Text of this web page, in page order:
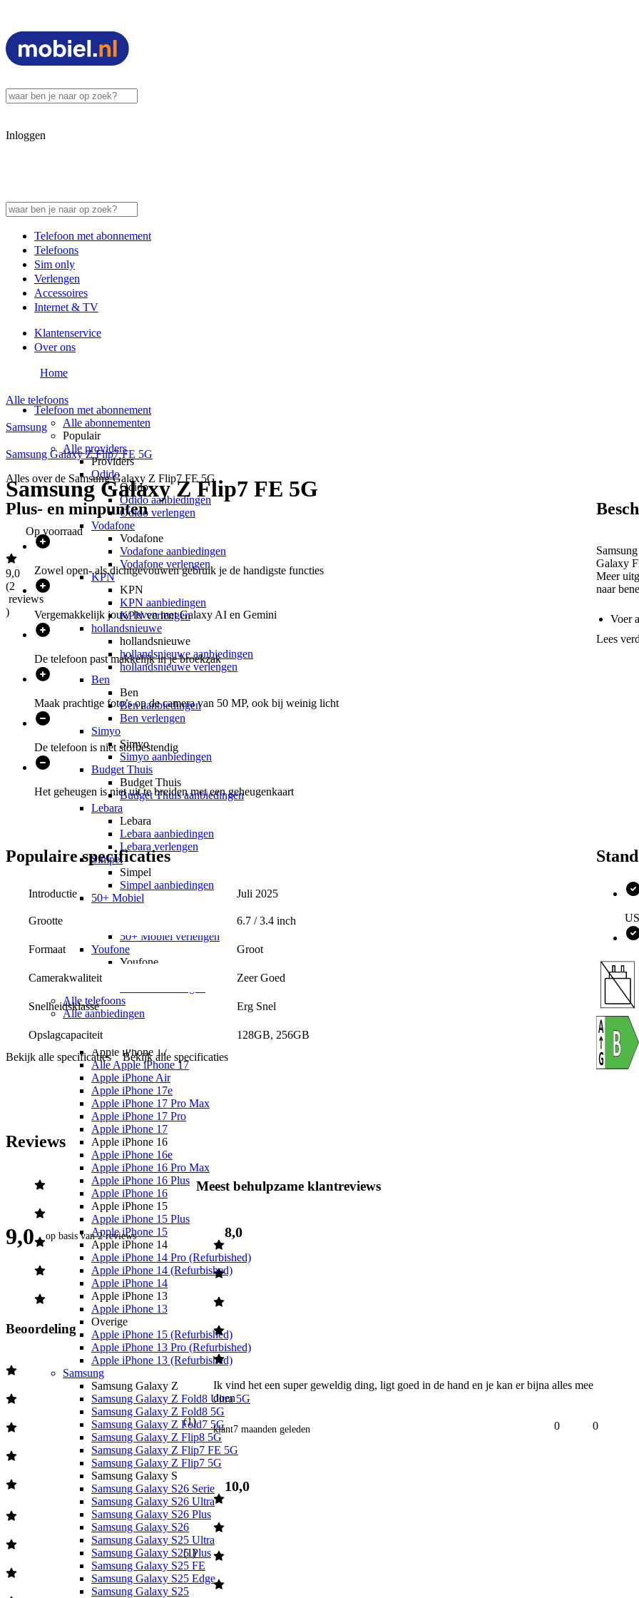
Inloggen
Telefoon met abonnement
Telefoons
Sim only
Verlengen
Accessoires
Internet & TV
Klantenservice
Over ons
Telefoon met abonnement
Alle abonnementen
Populair
Alle providers
Providers
Odido
Odido
Odido aanbiedingen
Odido verlengen
Vodafone
Vodafone
Vodafone aanbiedingen
Vodafone verlengen
KPN
KPN
KPN aanbiedingen
KPN verlengen
hollandsnieuwe
hollandsnieuwe
hollandsnieuwe aanbiedingen
hollandsnieuwe verlengen
Ben
Ben
Ben aanbiedingen
Ben verlengen
Simyo
Simyo
Simyo aanbiedingen
Budget Thuis
Budget Thuis
Budget Thuis aanbiedingen
Lebara
Lebara
Lebara aanbiedingen
Lebara verlengen
Simpel
Simpel
Simpel aanbiedingen
50+ Mobiel
50+ Mobiel verlengen
Youfone
Youfone
Alle telefoons
Alle aanbiedingen
Apple
Apple iPhone 17
Alle Apple iPhone 17
Apple iPhone Air
Apple iPhone 17e
Apple iPhone 17 Pro Max
Apple iPhone 17 Pro
Apple iPhone 17
Apple iPhone 16
Apple iPhone 16e
Apple iPhone 16 Pro Max
Apple iPhone 16 Plus
Apple iPhone 16
Apple iPhone 15
Apple iPhone 15 Plus
Apple iPhone 15
Apple iPhone 14
Apple iPhone 14 Pro (Refurbished)
Apple iPhone 14 (Refurbished)
Apple iPhone 14
Apple iPhone 13
Apple iPhone 13
Overige
Apple iPhone 15 (Refurbished)
Apple iPhone 13 Pro (Refurbished)
Apple iPhone 13 (Refurbished)
Samsung
Samsung Galaxy Z
Samsung Galaxy Z Fold8 Ultra 5G
Samsung Galaxy Z Fold8 5G
Samsung Galaxy Z Fold7 5G
Samsung Galaxy Z Flip8 5G
Samsung Galaxy Z Flip7 FE 5G
Samsung Galaxy Z Flip7 5G
Samsung Galaxy S
Samsung Galaxy S26 Serie
Samsung Galaxy S26 Ultra
Samsung Galaxy S26 Plus
Samsung Galaxy S26
Samsung Galaxy S25 Ultra
Samsung Galaxy S25 Plus
Samsung Galaxy S25 FE
Samsung Galaxy S25 Edge
Samsung Galaxy S25
Home
Alle telefoons
Samsung
Samsung Galaxy Z Flip7 FE 5G
Samsung Galaxy Z Flip7 FE 5G
Op voorraad
9,0
(2
reviews
)
Alles over de Samsung Galaxy Z Flip7 FE 5G
Plus- en minpunten
Zowel open- als dichtgevouwen gebruik je de handigste functies
Vergemakkelijk jouw leven met Galaxy AI en Gemini
De telefoon past makkelijk in je broekzak
Maak prachtige foto’s op de camera van 50 MP, ook bij weinig licht
De telefoon is niet stofbestendig
Het geheugen is niet uit te breiden met een geheugenkaart
Galaxy
Meer
naar
Voer
Maak
Lees
Populairespecificaties
Introductie Juli 2025
Grootte 6.7 / 3.4 inch
Formaat Groot
Camerakwaliteit Zeer Goed
Snelheidsklasse Erg Snel
Opslagcapaciteit
128GB, 256GB
Bekijk alle specificaties
Bekijk alle specificaties
Reviews
9,0 op basis van2 reviews
Beoordeling
(1)
(1)
Meest behulpzame klantreviews
8,0
Ik vind het een super geweldig ding, ligt goed in de hand en je kan er bijna alles mee
doen
klant7 maanden geleden 0 0
10,0